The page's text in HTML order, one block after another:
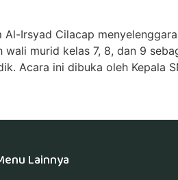
Al-Irsyad Cilacap
wali murid kelas 7, 8, dan 9
Acara ini dibuka oleh Kepala
Lainnya